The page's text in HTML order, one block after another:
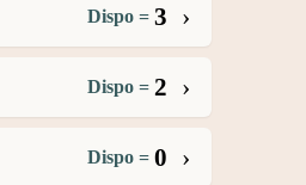
Dispo = 3 ›
Dispo = 2 ›
Dispo = 0 ›